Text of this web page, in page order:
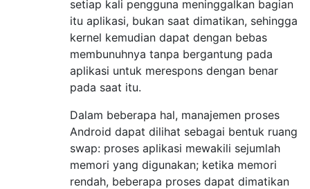
setiap kali pengguna meninggalkan bagian
itu aplikasi, bukan saat dimatikan, sehingga
kernel kemudian dapat dengan bebas
membunuhnya tanpa bergantung pada
aplikasi untuk merespons dengan benar
pada saat itu.
Dalam beberapa hal, manajemen proses
Android dapat dilihat sebagai bentuk ruang
swap: proses aplikasi mewakili sejumlah
memori yang digunakan; ketika memori
rendah, beberapa proses dapat dimatikan